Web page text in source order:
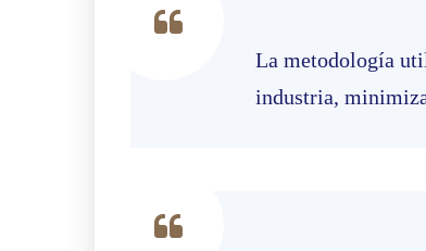
La metodología
industria,